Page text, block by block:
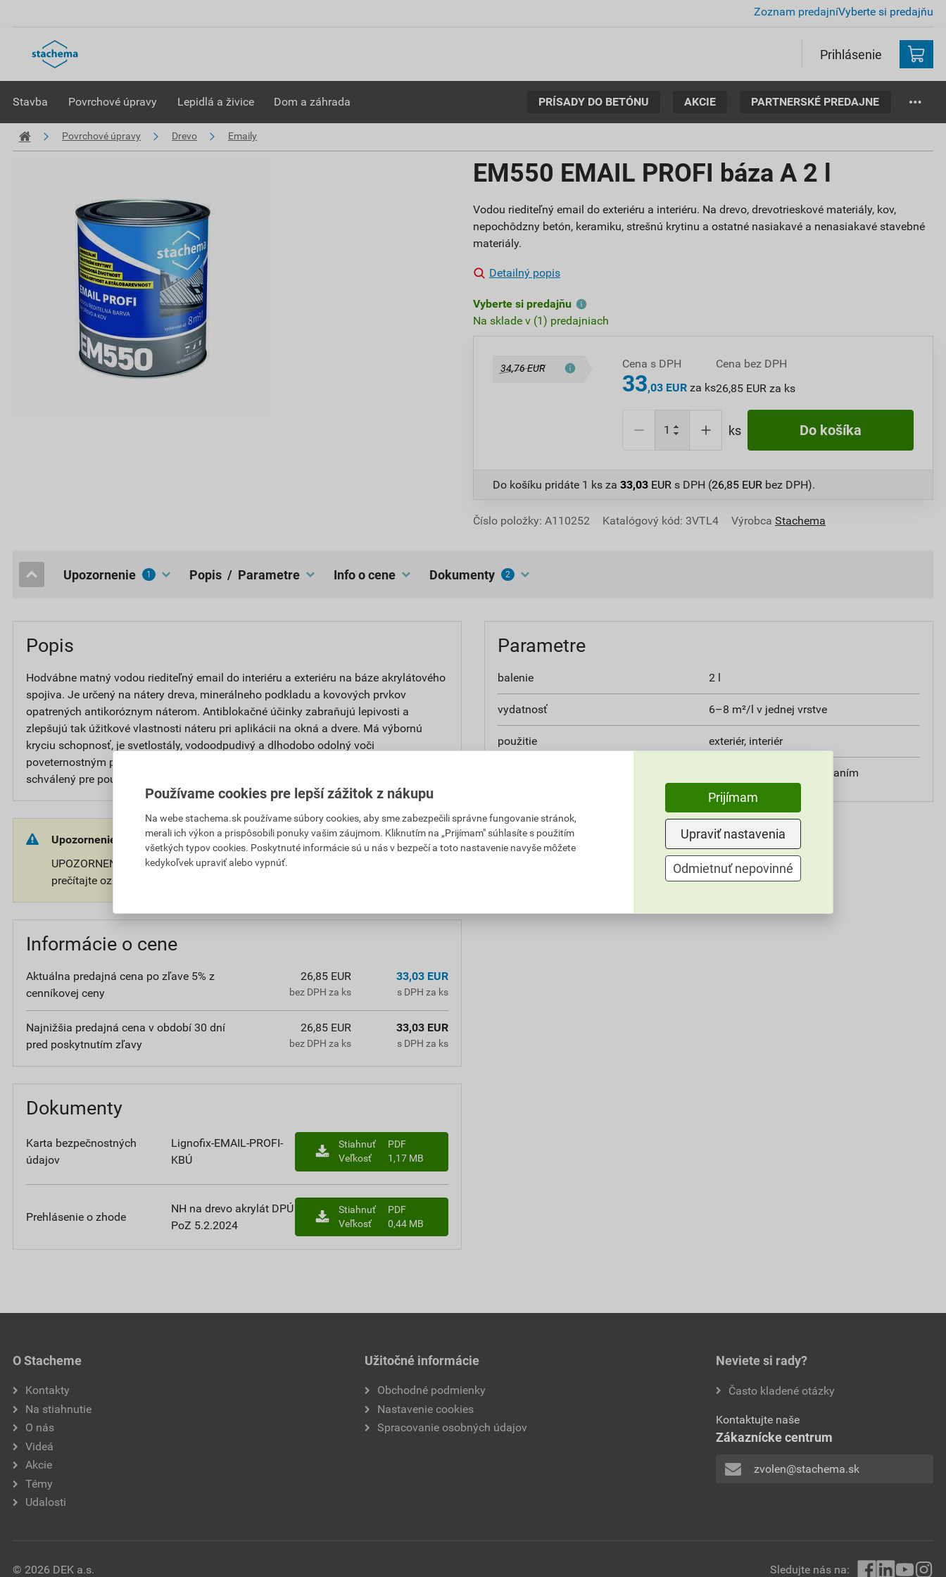
Zoznam predajníVyberte si predajňu
Prihlásenie
Stavba Povrchové úpravy Lepidlá a živice Dom a záhrada PRÍSADY DO BETÓNU AKCIE PARTNERSKÉ PREDAJNE
Povrchové úpravy Drevo Emaily
EM550 EMAIL PROFI báza A 2 l
Vodou riediteľný email do exteriéru a interiéru. Na drevo, drevotrieskové materiály, kov,
nepochôdzny betón, keramiku, strešnú krytinu a ostatné nasiakavé a nenasiakavé stavebné
materiály.
Detailný popis
Vyberte si predajňu
Na sklade v (1) predajniach
34,76 EUR Cena s DPH
33,03 EUR za ks
Cena bez DPH
26,85 EUR za ks
ks Do košíka
Do košíku pridáte 1 ks za 33,03 EUR s DPH (26,85 EUR bez DPH).
Číslo položky: A110252 Katalógový kód: 3VTL4 Výrobca Stachema
popis / Parametre
upozornenie 1 Info o cene dokumenty 2
Popis
Hodvábne matný vodou riediteľný email do interiéru a exteriéru na báze akrylátového
spojiva. Je určený na nátery dreva, minerálneho podkladu a kovových prvkov
opatrených antikoróznym náterom. Antiblokačné účinky zabraňujú lepivosti a
zlepšujú tak úžitkové vlastnosti náteru pri aplikácii na okná a dvere. Má výbornú
kryciu schopnosť, je svetlostály, vodoodpudivý a dlhodobo odolný voči
poveternostným podmienkam. Všetky odtiene sú vzájomne miešateľné. Výrobok je
schválený pre použitie na detské hračky.
Upozornenie:
UPOZORNENIE: Používajte ošetrený predmet bezpečne. Pred použitím si vždy
prečítajte označenie a informácie o prípravku.
Informácie o cene
Aktuálna predajná cena po zľave 5% z
cenníkovej ceny
26,85 EUR
bez DPH za ks
33,03 EUR
s DPH za ks
Najnižšia predajná cena v období 30 dní
pred poskytnutím zľavy
26,85 EUR
bez DPH za ks
33,03 EUR
s DPH za ks
Dokumenty
Karta bezpečnostných
údajov
Lignofix-EMAIL-PROFI-
KBÚ
Stiahnuť
PDF
Veľkosť
1,17 MB
Prehlásenie o zhode
NH na drevo akrylát DPÚ
PoZ 5.2.2024
Stiahnuť
PDF
Veľkosť
0,44 MB
Parametre
balenie 2 l
vydatnosť 6–8 m²/l v jednej vrstve
použitie exteriér, interiér
valčekom, štetcom, striekaním
O Stacheme
Kontakty
Na stiahnutie
O nás
Videá
Akcie
Témy
Udalosti
Užitočné informácie
Obchodné podmienky
Nastavenie cookies
Spracovanie osobných údajov
Neviete si rady?
Často kladené otázky
Kontaktujte naše
Zákaznícke centrum
zvolen@stachema.sk
© 2026 DEK a.s. Sledujte nás na:
Používame cookies pre lepší zážitok z nákupu
Na webe stachema.sk používame súbory cookies, aby sme zabezpečili správne fungovanie stránok,
merali ich výkon a prispôsobili ponuky vašim záujmom. Kliknutím na „Prijímam" súhlasíte s použitím
všetkých typov cookies. Poskytnuté informácie sú u nás v bezpečí a toto nastavenie navyše môžete
kedykoľvek upraviť alebo vypnúť.
Prijímam
Upraviť nastavenia
Odmietnuť nepovinné